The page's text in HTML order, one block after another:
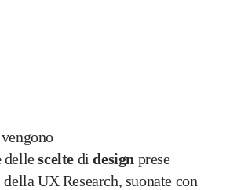
dellescelte didesign prese
UX Research, suonate con